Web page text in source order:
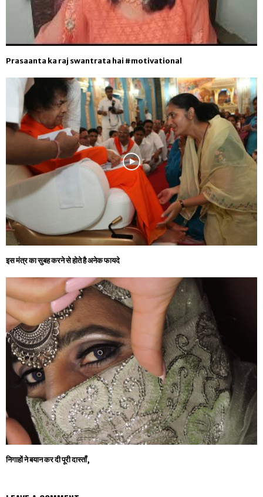
Prasaanta ka raj swantrata hai #motivational
इस मंत्र का सुबह करने से होते है अनेक फायदे
निगाहों ने बयान कर दी पूरी दास्ताँ,